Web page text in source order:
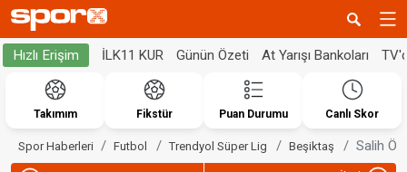
Hızlı Erişim İLK11 KUR Günün Özeti At Yarışı Bankoları
Takımım Fikstür Puan Durumu Canlı Skor
Spor Haberleri Futbol Trendyol Süper Lig Beşiktaş Salih